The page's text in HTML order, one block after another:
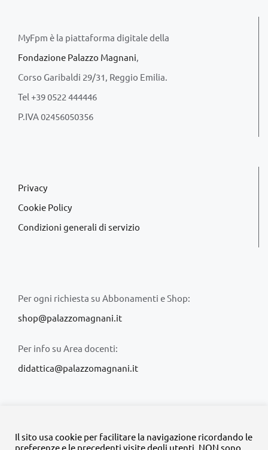
MyFpm è la piattaforma digitale della
Fondazione Palazzo Magnani,
Corso Garibaldi 29/31, Reggio Emilia.
Tel +39 0522 444446
P.IVA 02456050356
Privacy
Cookie Policy
Condizioni generali di servizio
Per ogni richiesta su Abbonamenti e Shop:
shop@palazzomagnani.it
Per info su Area docenti:
didattica@palazzomagnani.it
Il sito usa cookie per facilitare la navigazione ricordando le
preferenze e le precedenti visite degli utenti. NON sono